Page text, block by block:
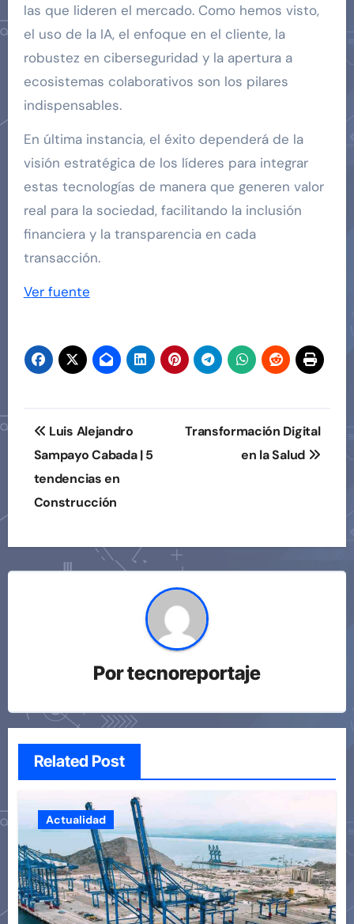
las que lideren el mercado. Como hemos visto,
el uso de la IA, el enfoque en el cliente, la
robustez en ciberseguridad y la apertura a
ecosistemas colaborativos son los pilares
indispensables.
En última instancia, el éxito dependerá de la
visión estratégica de los líderes para integrar
estas tecnologías de manera que generen valor
real para la sociedad, facilitando la inclusión
financiera y la transparencia en cada
transacción.
Navegación
entradas
Ver fuente
Navegación
de
entradas
Luis Alejandro
Sampayo Cabada | 5
tendencias en
Construcción
Transformación Digital
en la Salud
Portecnoreportaje
Related Post
Actualidad